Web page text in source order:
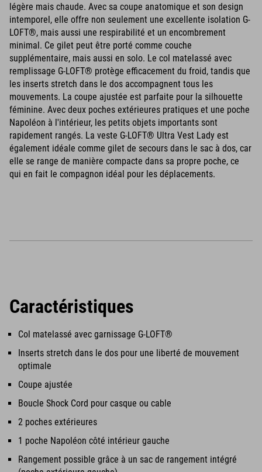
légère mais chaude. Avec sa coupe anatomique et son design
intemporel, elle offre non seulement une excellente isolation G-
LOFT®, mais aussi une respirabilité et un encombrement
minimal. Ce gilet peut être porté comme couche
supplémentaire, mais aussi en solo. Le col matelassé avec
remplissage G-LOFT® protège efficacement du froid, tandis que
les inserts stretch dans le dos accompagnent tous les
mouvements. La coupe ajustée est parfaite pour la silhouette
féminine. Avec deux poches extérieures pratiques et une poche
Napoléon à l'intérieur, les petits objets importants sont
rapidement rangés. La veste G-LOFT® Ultra Vest Lady est
également idéale comme gilet de secours dans le sac à dos, car
elle se range de manière compacte dans sa propre poche, ce
qui en fait le compagnon idéal pour les déplacements.
Caractéristiques
Col matelassé avec garnissage G-LOFT®
Inserts stretch dans le dos pour une liberté de mouvement
optimale
Coupe ajustée
Boucle Shock Cord pour casque ou cable
2 poches extérieures
1 poche Napoléon côté intérieur gauche
Rangement possible grâce à un sac de rangement intégré